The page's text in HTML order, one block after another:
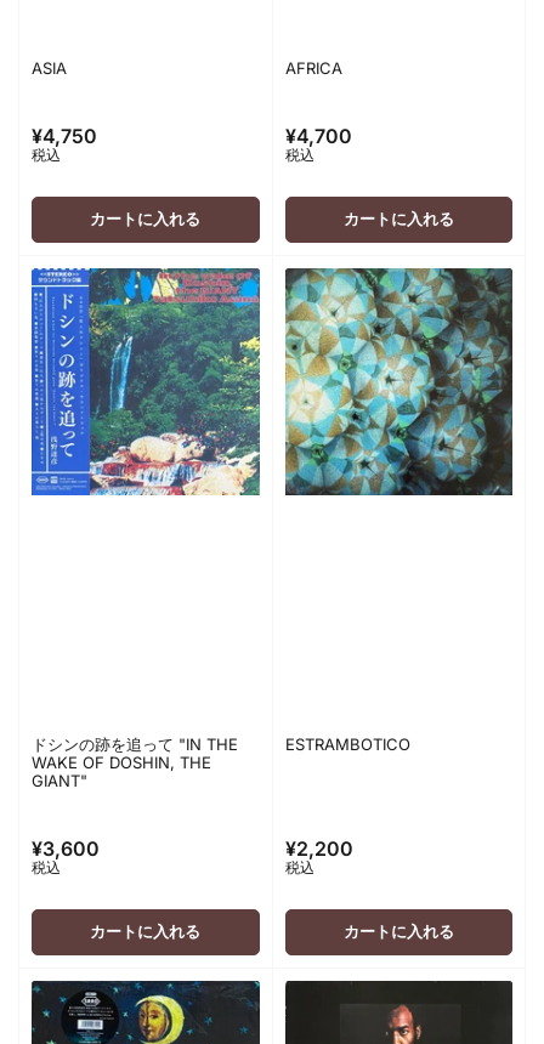
ASIA
通
常
価
¥4,750
税込
カートに入れる
AFRICA
通
常
価
¥4,700
税込
カートに入れる
ドシンの跡を追って "IN THE
WAKE OF DOSHIN, THE
GIANT"
通
常
価
¥3,600
税込
カートに入れる
ESTRAMBOTICO
通
常
価
¥2,200
税込
カートに入れる